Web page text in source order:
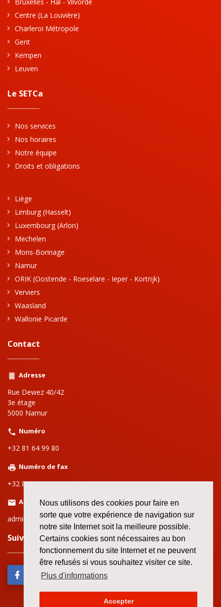
Nous utilisons des cookies pour faire en
sorte que votre expérience de navigation sur
notre site Internet soit la meilleure possible.
Certains cookies sont nécessaires au bon
fonctionnement du site Internet et ne peuvent
être refusés si vous souhaitez visiter ce site.
Plus d'informations
Accepter
Centre (La Louvière)
Charleroi Métropole
Gent
Kempen
Leuven
Le SETCa
Nos services
Nos horaires
Notre équipe
Droits et obligations
Liège
Limburg (Hasselt)
Luxembourg (Arlon)
Mechelen
Mons-Borinage
Namur
ORIK (Oostende - Roeselare - Ieper - Kortrijk)
Verviers
Waasland
Wallonie Picarde
Contact
Adresse
Rue Dewez 40/42
3e étage
5000 Namur
Numéro
+32 81 64 99 80
Numéro de fax
+32 81 24 11 32
Adresse email
admin.namur@setca-fgtb.be
Suivez nous sur le web!